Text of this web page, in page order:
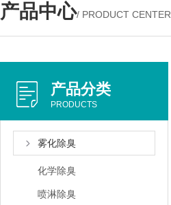
产品中心/ PRODUCT CENTER
产品分类
PRODUCTS
雾化除臭
化学除臭
喷淋除臭